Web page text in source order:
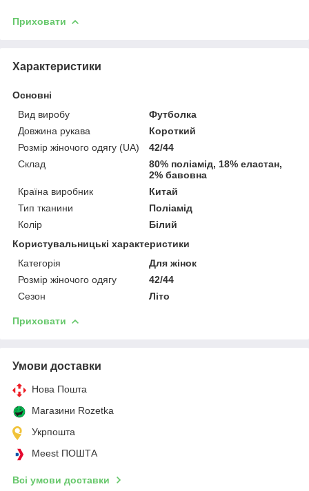
Приховати
Характеристики
Основні
Вид виробу
Футболка
Довжина рукава
Короткий
Розмір жіночого одягу (UA)
42/44
Склад
80% поліамід, 18% еластан,
2% бавовна
Країна виробник
Китай
Тип тканини
Поліамід
Колір
Білий
Користувальницькі характеристики
Категорія
Для жінок
Розмір жіночого одягу
42/44
Сезон
Літо
Приховати
Умови доставки
Нова Пошта
Магазини Rozetka
Укрпошта
Meest ПОШТА
Всі умови доставки